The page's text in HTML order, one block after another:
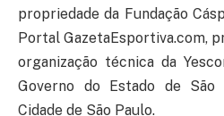
propriedade da Fundação
Portal GazetaEsportiva.com,
organização técnica da
Governo do Estado de
Cidade de São Paulo.